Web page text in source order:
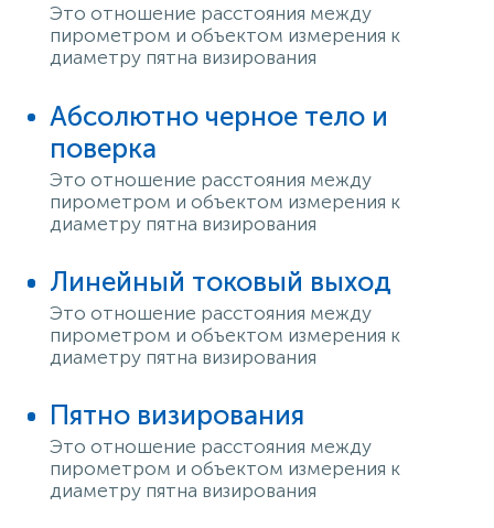
Это отношение расстояния между
пирометром и объектом измерения к
диаметру пятна визирования
Абсолютно черное тело и
поверка
Это отношение расстояния между
пирометром и объектом измерения к
диаметру пятна визирования
Линейный токовый выход
Это отношение расстояния между
пирометром и объектом измерения к
диаметру пятна визирования
Пятно визирования
Это отношение расстояния между
пирометром и объектом измерения к
диаметру пятна визирования